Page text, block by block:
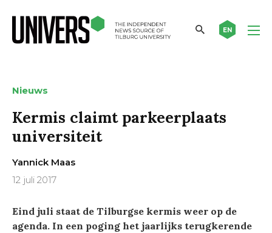
EN
Nieuws
Kermis claimt parkeerplaats
universiteit
Yannick Maas
12 juli 2017
Eind juli staat de Tilburgse kermis weer op de
agenda. In een poging het jaarlijks terugkerende